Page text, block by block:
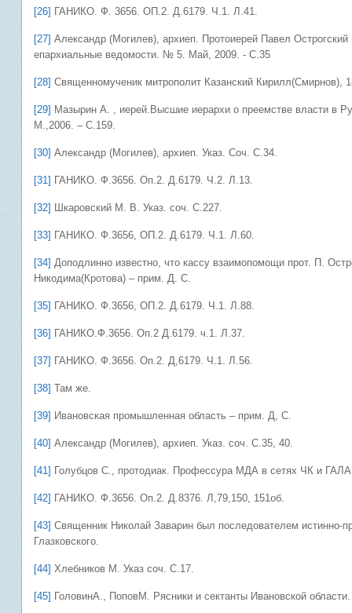
[26] ГАНИКО. Ф. 3656. ОП.2. Д.6179. Ч.1. Л.41.
[27] Александр (Могилев), архиеп. Протоиерей Павел
епархиальные ведомости. № 5. Май, 2009. - С.35
[28] Священномученик митрополит Казанский Кирилл(Смирнов),
[29] Мазырин А. , иерей.Высшие иерархи о преемстве власти в
М.,2006. – С.159.
[30] Александр (Могилев), архиеп. Указ. Соч. С.34.
[31] ГАНИКО. Ф.3656. Оп.2. Д.6179. Ч.2. Л.13.
[32] Шкаровский М. В. Указ. соч. С.227.
[33] ГАНИКО. Ф.3656, ОП.2. Д.6179. Ч.1. Л.60.
[34] Доподлинно известно, что кассу взаимопомощи прот. П.
Никодима(Кротова) – прим. Д. С.
[35] ГАНИКО. Ф.3656, ОП.2. Д.6179. Ч.1. Л.88.
[36] ГАНИКО.Ф.3656. Оп.2 Д.6179. ч.1. Л.37.
[37] ГАНИКО. Ф.3656. Оп.2. Д,6179. Ч.1. Л.56.
[38] Там же.
[39] Ивановская промышленная область – прим. Д, С.
[40] Александр (Могилев), архиеп. Указ. соч. С.35, 40.
[41] Голубцов С., протодиак. Профессура МДА в сетях ЧК и
[42] ГАНИКО. Ф.3656. Оп.2. Д.8376. Л,79,150, 151об.
[43] Священник Николай Заварин был последователем истинно-
Глазковского.
[44] Хлебников М. Указ соч. С.17.
[45] ГоловинА., ПоповМ. Рясники и сектанты Ивановской